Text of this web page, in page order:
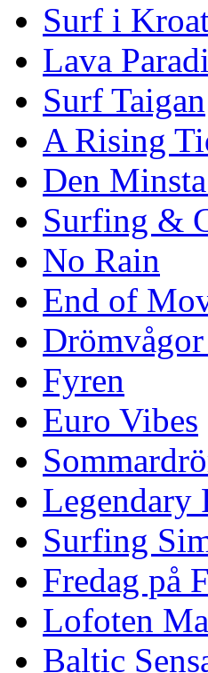
Surf i
Lava
Surf Taigan
A Rising
Den
Surfing &
No Rain
End of
Fyren
Euro Vibes
Legendary
Surfing
Fredag på
Lofoten
Baltic